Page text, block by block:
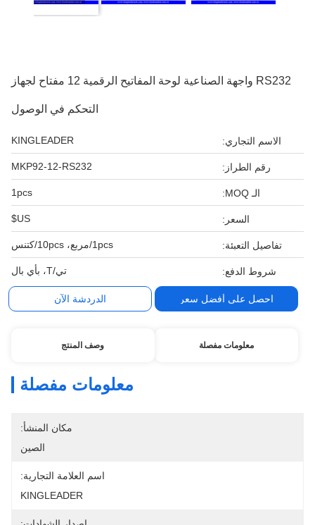
RS232 واجهة الصناعية لوحة المفاتيح الرقمية 12 مفتاح لجهاز
التحكم في الوصول
الاسم التجاري: KINGLEADER
رقم الطراز: MKP92-12-RS232
الـ MOQ: 1pcs
السعر: US$
تفاصيل التعبئة: 1pcs/مربع، 10pcs/كتنس
شروط الدفع: تي/T، بأي بال
احصل على أفضل سعر الدردشة الآن
معلومات مفصلة وصف المنتج
معلومات مفصلة
مكان المنشأ:
الصين
اسم العلامة التجارية:
KINGLEADER